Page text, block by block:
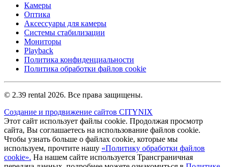
Камеры
Оптика
Аксессуары для камеры
Системы стабилизации
Мониторы
Playback
Политика конфиденциальности
Политика обработки файлов cookie
© 2.39 rental 2026. Все права защищены.
Создание и продвижение сайтов CITYNIX
Этот сайт использует файлы cookie. Продолжая просмотр
сайта, Вы соглашаетесь на использование файлов cookie.
Чтобы узнать больше о файлах cookie, которые мы
используем, прочтите нашу «Политику обработки файлов
cookie». На нашем сайте используется Трансграничная